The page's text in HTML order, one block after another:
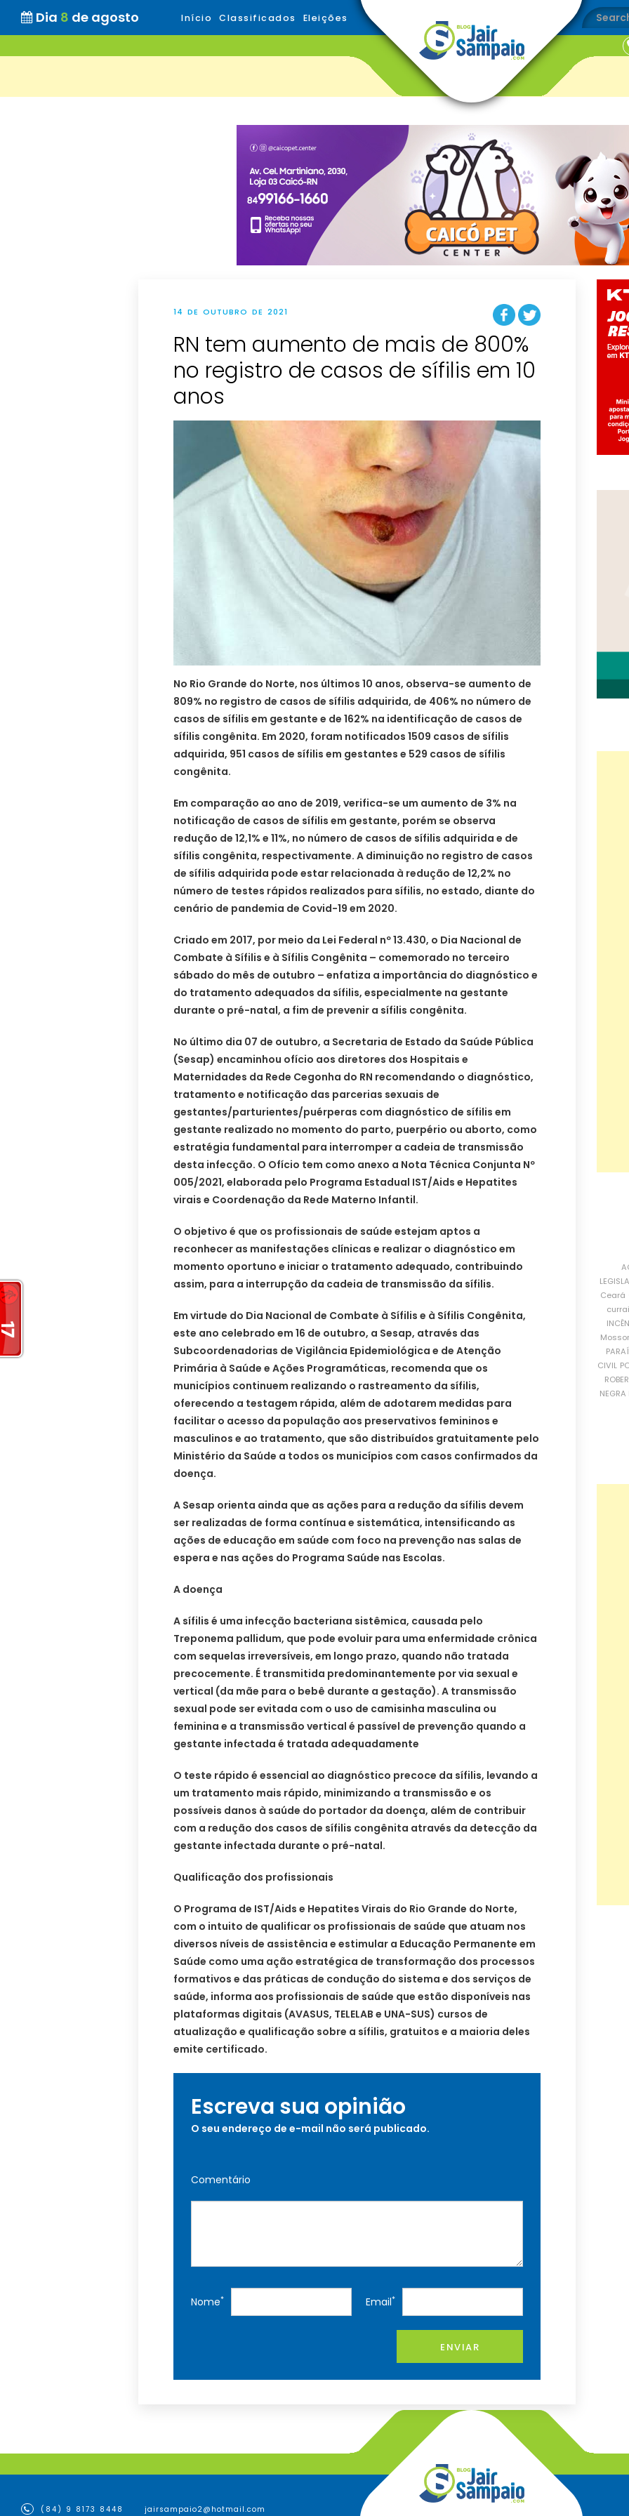
Dia 8 de agosto Início Classificados Eleições
14 DE OUTUBRO DE 2021
RN tem aumento de mais de 800%
no registro de casos de sífilis em 10
anos
No Rio Grande do Norte, nos últimos 10 anos, observa-se aumento de
809% no registro de casos de sífilis adquirida, de 406% no número de
casos de sífilis em gestante e de 162% na identificação de casos de
sífilis congênita. Em 2020, foram notificados 1509 casos de sífilis
adquirida, 951 casos de sífilis em gestantes e 529 casos de sífilis
congênita.
Em comparação ao ano de 2019, verifica-se um aumento de 3% na
notificação de casos de sífilis em gestante, porém se observa
redução de 12,1% e 11%, no número de casos de sífilis adquirida e de
sífilis congênita, respectivamente. A diminuição no registro de casos
de sífilis adquirida pode estar relacionada à redução de 12,2% no
número de testes rápidos realizados para sífilis, no estado, diante do
cenário de pandemia de Covid-19 em 2020.
Criado em 2017, por meio da Lei Federal nº 13.430, o Dia Nacional de
Combate à Sífilis e à Sífilis Congênita – comemorado no terceiro
sábado do mês de outubro – enfatiza a importância do diagnóstico e
do tratamento adequados da sífilis, especialmente na gestante
durante o pré-natal, a fim de prevenir a sífilis congênita.
No último dia 07 de outubro, a Secretaria de Estado da Saúde Pública
(Sesap) encaminhou ofício aos diretores dos Hospitais e
Maternidades da Rede Cegonha do RN recomendando o diagnóstico,
tratamento e notificação das parcerias sexuais de
gestantes/parturientes/puérperas com diagnóstico de sífilis em
gestante realizado no momento do parto, puerpério ou aborto, como
estratégia fundamental para interromper a cadeia de transmissão
desta infecção. O Ofício tem como anexo a Nota Técnica Conjunta Nº
005/2021, elaborada pelo Programa Estadual IST/Aids e Hepatites
virais e Coordenação da Rede Materno Infantil.
O objetivo é que os profissionais de saúde estejam aptos a
reconhecer as manifestações clínicas e realizar o diagnóstico em
momento oportuno e iniciar o tratamento adequado, contribuindo
assim, para a interrupção da cadeia de transmissão da sífilis.
Em virtude do Dia Nacional de Combate à Sífilis e à Sífilis Congênita,
este ano celebrado em 16 de outubro, a Sesap, através das
Subcoordenadorias de Vigilância Epidemiológica e de Atenção
Primária à Saúde e Ações Programáticas, recomenda que os
municípios continuem realizando o rastreamento da sífilis,
oferecendo a testagem rápida, além de adotarem medidas para
facilitar o acesso da população aos preservativos femininos e
masculinos e ao tratamento, que são distribuídos gratuitamente pelo
Ministério da Saúde a todos os municípios com casos confirmados da
doença.
A Sesap orienta ainda que as ações para a redução da sífilis devem
ser realizadas de forma contínua e sistemática, intensificando as
ações de educação em saúde com foco na prevenção nas salas de
espera e nas ações do Programa Saúde nas Escolas.
A doença
A sífilis é uma infecção bacteriana sistêmica, causada pelo
Treponema pallidum, que pode evoluir para uma enfermidade crônica
com sequelas irreversíveis, em longo prazo, quando não tratada
precocemente. É transmitida predominantemente por via sexual e
vertical (da mãe para o bebê durante a gestação). A transmissão
sexual pode ser evitada com o uso de camisinha masculina ou
feminina e a transmissão vertical é passível de prevenção quando a
gestante infectada é tratada adequadamente
O teste rápido é essencial ao diagnóstico precoce da sífilis, levando a
um tratamento mais rápido, minimizando a transmissão e os
possíveis danos à saúde do portador da doença, além de contribuir
com a redução dos casos de sífilis congênita através da detecção da
gestante infectada durante o pré-natal.
Qualificação dos profissionais
O Programa de IST/Aids e Hepatites Virais do Rio Grande do Norte,
com o intuito de qualificar os profissionais de saúde que atuam nos
diversos níveis de assistência e estimular a Educação Permanente em
Saúde como uma ação estratégica de transformação dos processos
formativos e das práticas de condução do sistema e dos serviços de
saúde, informa aos profissionais de saúde que estão disponíveis nas
plataformas digitais (AVASUS, TELELAB e UNA-SUS) cursos de
atualização e qualificação sobre a sífilis, gratuitos e a maioria deles
emite certificado.
Escreva sua opinião
O seu endereço de e-mail não será publicado.
Comentário
Nome* Email*
ENVIAR
Ceará
CIVIL
NEGRA
(84) 9 8173 8448 jairsampaio2@hotmail.com